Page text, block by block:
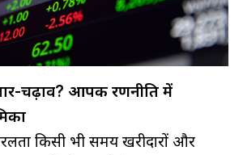
चढ़ाव? आपकी रणनीति में
किसी भी समय खरीदारों और